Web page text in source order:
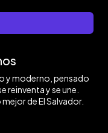
y moderno, pensado
reinventa y se une.
de El Salvador.